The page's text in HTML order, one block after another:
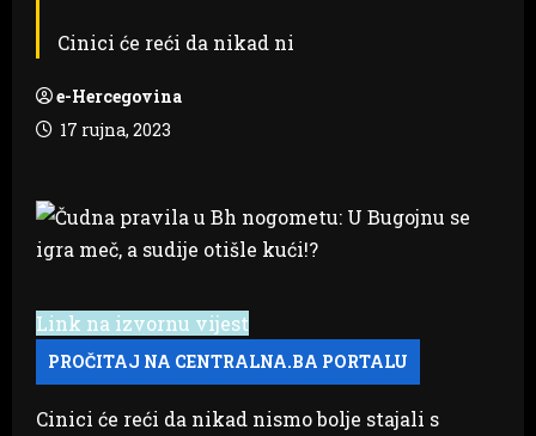
Cinici će reći da nikad ni
e-Hercegovina
17 rujna, 2023
Link na izvornu vijest
Cinici će reći da nikad nismo bolje stajali s